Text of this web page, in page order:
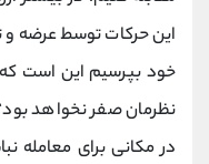
این حرکات توسط عرضه و
خود بپرسیم این است
نظرمان صفر نخواهد
در مکانی برای معامله